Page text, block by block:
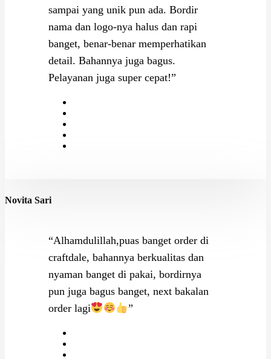
sampai yang unik pun ada. Bordir
nama dan logo-nya halus dan rapi
banget, benar-benar memperhatikan
detail. Bahannya juga bagus.
Pelayanan juga super cepat!”
Novita Sari
“Alhamdulillah,puas banget order di
craftdale, bahannya berkualitas dan
nyaman banget di pakai, bordirnya
pun juga bagus banget, next bakalan
order lagi
”